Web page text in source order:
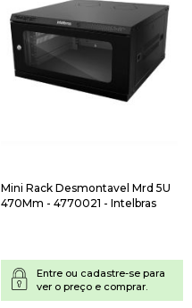
Mini Rack Desmontavel Mrd 5U
470Mm - 4770021 - Intelbras
Entre ou cadastre-se para
ver o preço e comprar.